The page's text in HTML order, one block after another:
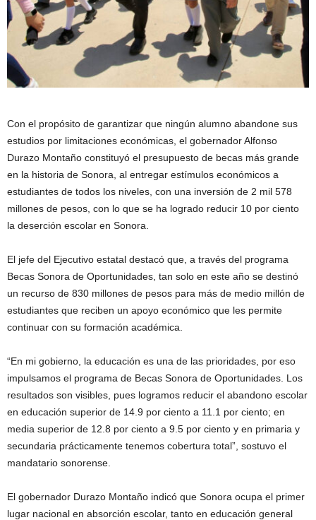
Con el propósito de garantizar que ningún alumno abandone sus
estudios por limitaciones económicas, el gobernador Alfonso
Durazo Montaño constituyó el presupuesto de becas más grande
en la historia de Sonora, al entregar estímulos económicos a
estudiantes de todos los niveles, con una inversión de 2 mil 578
millones de pesos, con lo que se ha logrado reducir 10 por ciento
la deserción escolar en Sonora.
El jefe del Ejecutivo estatal destacó que, a través del programa
Becas Sonora de Oportunidades, tan solo en este año se destinó
un recurso de 830 millones de pesos para más de medio millón de
estudiantes que reciben un apoyo económico que les permite
continuar con su formación académica.
“En mi gobierno, la educación es una de las prioridades, por eso
impulsamos el programa de Becas Sonora de Oportunidades. Los
resultados son visibles, pues logramos reducir el abandono escolar
en educación superior de 14.9 por ciento a 11.1 por ciento; en
media superior de 12.8 por ciento a 9.5 por ciento y en primaria y
secundaria prácticamente tenemos cobertura total”, sostuvo el
mandatario sonorense.
El gobernador Durazo Montaño indicó que Sonora ocupa el primer
lugar nacional en absorción escolar, tanto en educación general